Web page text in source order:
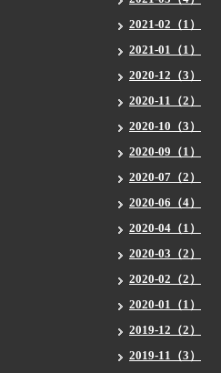
2021-02（1）
2021-01（1）
2020-12（3）
2020-11（2）
2020-10（3）
2020-09（1）
2020-07（2）
2020-06（4）
2020-04（1）
2020-03（2）
2020-02（2）
2020-01（1）
2019-12（2）
2019-11（3）